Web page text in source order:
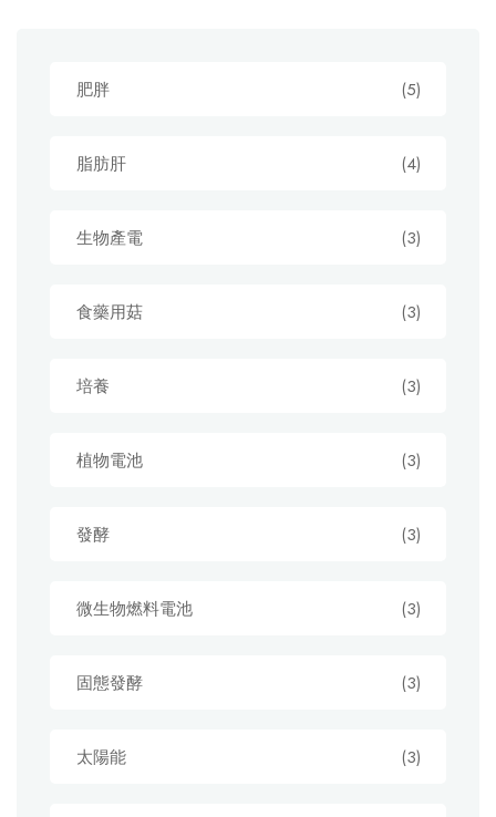
肥胖 (5)
脂肪肝 (4)
生物產電 (3)
食藥用菇 (3)
培養 (3)
植物電池 (3)
發酵 (3)
微生物燃料電池 (3)
固態發酵 (3)
太陽能 (3)